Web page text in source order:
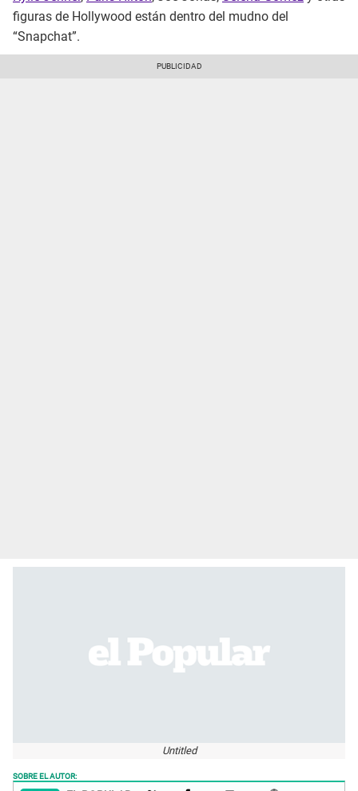
figuras de Hollywood están dentro del mudno del
“Snapchat”.
Untitled
SOBRE EL AUTOR: